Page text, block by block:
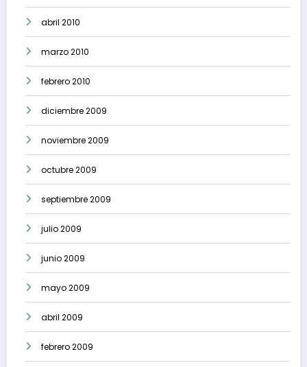
abril 2010
marzo 2010
febrero 2010
diciembre 2009
noviembre 2009
octubre 2009
septiembre 2009
julio 2009
junio 2009
mayo 2009
abril 2009
febrero 2009